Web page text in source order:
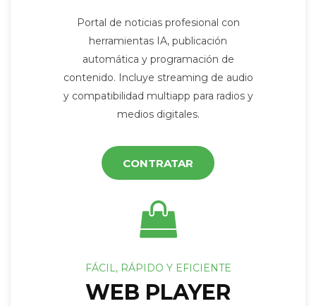
Portal de noticias profesional con
herramientas IA, publicación
automática y programación de
contenido. Incluye streaming de audio
y compatibilidad multiapp para radios y
medios digitales.
CONTRATAR
FÁCIL, RÁPIDO Y EFICIENTE
WEB PLAYER